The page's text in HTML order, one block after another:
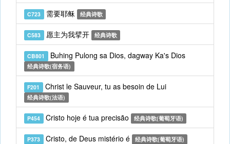
C723 需要耶稣 经典诗歌
C583 愿主为我擘开 经典诗歌
CB801 Buhing Pulong sa Dios, dagway Ka's Dios
经典诗歌(宿务语)
F201 Christ le Sauveur, tu as besoin de Lui
经典诗歌(法语)
P454 Cristo hoje é tua precisão 经典诗歌(葡萄牙语)
P373 Cristo, de Deus mistério é 经典诗歌(葡萄牙语)